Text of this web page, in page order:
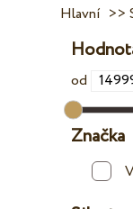
Hlavní >>
od
Značka